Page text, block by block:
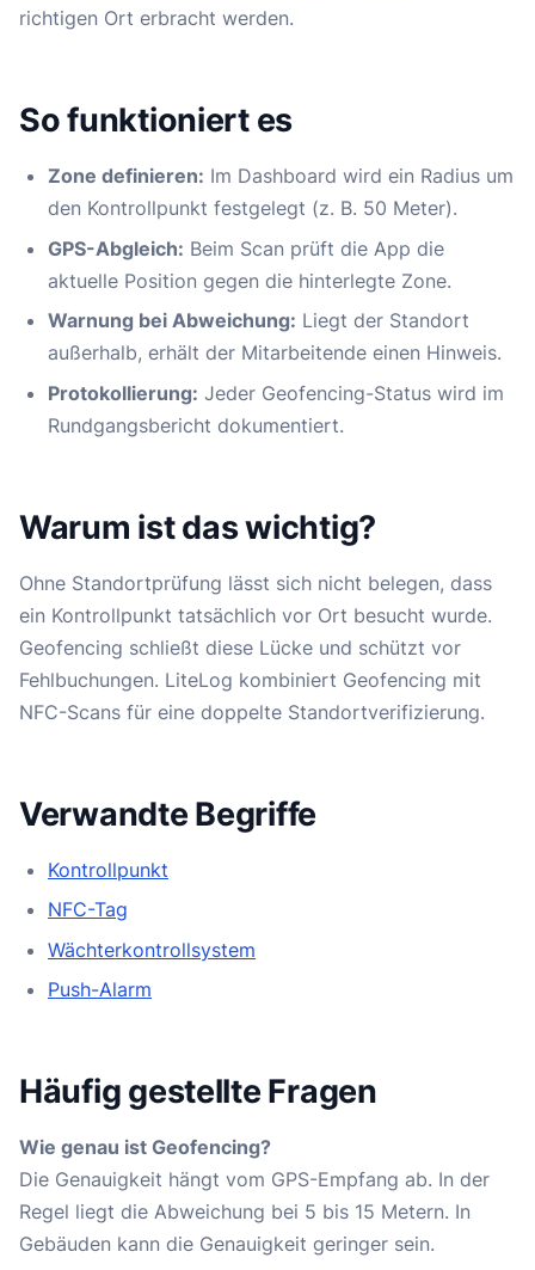
richtigen Ort erbracht werden.
So funktioniert es
Zone definieren: Im Dashboard wird ein Radius um
den Kontrollpunkt festgelegt (z. B. 50 Meter).
GPS-Abgleich: Beim Scan prüft die App die
aktuelle Position gegen die hinterlegte Zone.
Warnung bei Abweichung: Liegt der Standort
außerhalb, erhält der Mitarbeitende einen Hinweis.
Protokollierung: Jeder Geofencing-Status wird im
Rundgangsbericht dokumentiert.
Warum ist das wichtig?
Ohne Standortprüfung lässt sich nicht belegen, dass
ein Kontrollpunkt tatsächlich vor Ort besucht wurde.
Geofencing schließt diese Lücke und schützt vor
Fehlbuchungen. LiteLog kombiniert Geofencing mit
NFC-Scans für eine doppelte Standortverifizierung.
Verwandte Begriffe
Kontrollpunkt
NFC-Tag
Wächterkontrollsystem
Push-Alarm
Häufig gestellte Fragen
Wie genau ist Geofencing?
Die Genauigkeit hängt vom GPS-Empfang ab. In der
Regel liegt die Abweichung bei 5 bis 15 Metern. In
Gebäuden kann die Genauigkeit geringer sein.